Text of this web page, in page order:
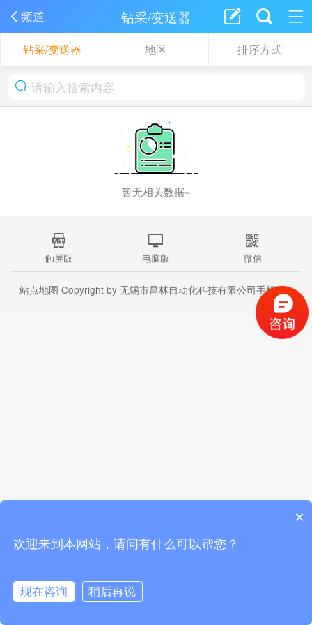
频道 钻采/变送器
钻采/变送器 地区 排序方式
暂无相关数据~
触屏版 电脑版 微信
站点地图 Copyright by 无锡市昌林自动化科技有限公司手机版
×
欢迎来到本网站，请问有什么可以帮您？
现在咨询 稍后再说